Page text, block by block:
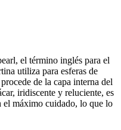
el término inglés para el
utiliza para esferas de
de la capa interna del
iridiscente y reluciente, es
el máximo cuidado, lo que lo